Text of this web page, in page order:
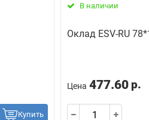
Купить
В наличии
Оклад ESV-RU
Цена 477.60 р.